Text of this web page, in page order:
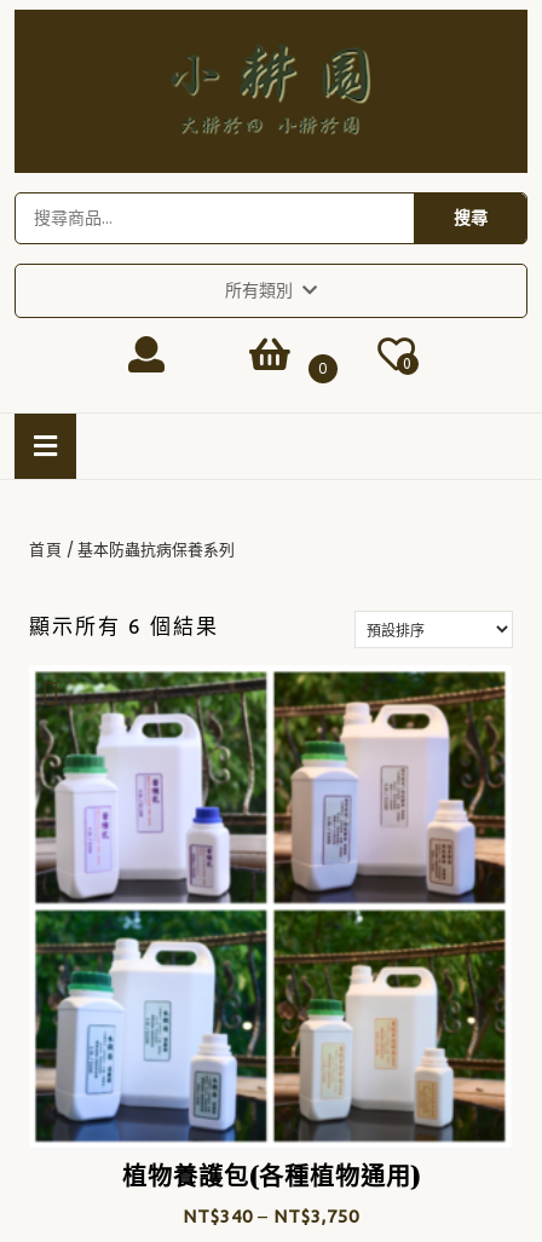
Skip
搜尋關鍵字:
搜尋
所有類別
Login
shopping
0 0
首頁 / 基本防蟲抗病保養系列
顯示所有 6 個結果
植物養護包(各種植物通用)
NT$340 – NT$3,750